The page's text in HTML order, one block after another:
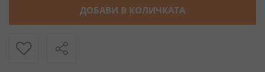
ДОБАВИ В КОЛИЧКАТА